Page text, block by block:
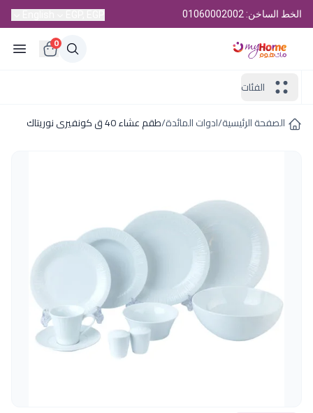
الخط الساخن: 01060002002
0
الفئات
الصفحة الرئيسية/ادوات المائدة/طقم عشاء 40 ق كونفيرى نوريتاك